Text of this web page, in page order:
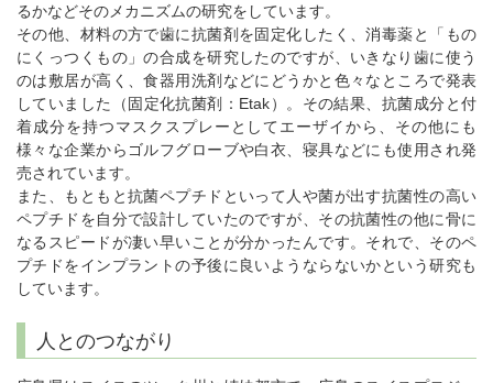
るかなどそのメカニズムの研究をしています。
その他、材料の方で歯に抗菌剤を固定化したく、消毒薬と「もの
にくっつくもの」の合成を研究したのですが、いきなり歯に使う
のは敷居が高く、食器用洗剤などにどうかと色々なところで発表
していました（固定化抗菌剤：Etak）。その結果、抗菌成分と付
着成分を持つマスクスプレーとしてエーザイから、その他にも
様々な企業からゴルフグローブや白衣、寝具などにも使用され発
売されています。
また、もともと抗菌ペプチドといって人や菌が出す抗菌性の高い
ペプチドを自分で設計していたのですが、その抗菌性の他に骨に
なるスピードが凄い早いことが分かったんです。それで、そのペ
プチドをインプラントの予後に良いようならないかという研究も
しています。
人とのつながり